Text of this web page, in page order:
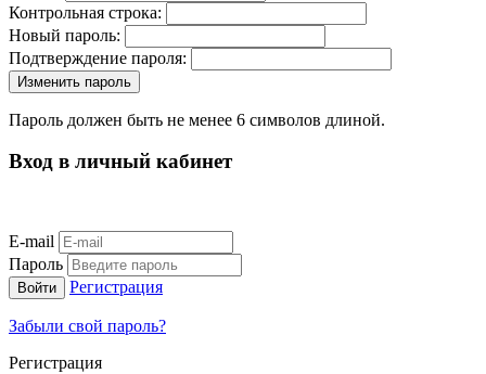
Контрольная строка:
Новый пароль:
Подтверждение пароля:
Пароль должен быть не менее 6 символов длиной.
Вход в личный кабинет
E-mail
Пароль
Регистрация
Забыли свой пароль?
Регистрация